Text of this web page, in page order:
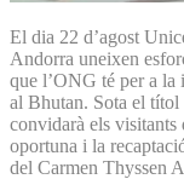
El dia 22 d’agost
Andorra uneixen
que l’ONG té per a la
al Bhutan. Sota el títol
convidarà els visitants
oportuna i la
del Carmen Thyssen